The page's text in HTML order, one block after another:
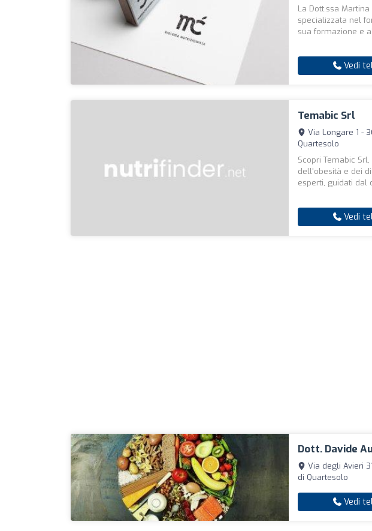
La Dott.ssa
specializzata nel
sua formazione e
Vedi
Temabic Srl
Via Longare 1 -
Quartesolo
Scopri Temabic
dell'obesità e dei
esperti, guidati dal
Vedi
Dott. Davide
Via degli Avieri
di Quartesolo
Vedi